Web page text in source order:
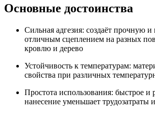
Основные достоинства
Сильная адгезия: создаёт прочную
отличным сцеплением на разных
кровлю и дерево
Устойчивость к температурам:
свойства при различных
Простота использования: быстрое и
нанесение уменьшает трудозатраты